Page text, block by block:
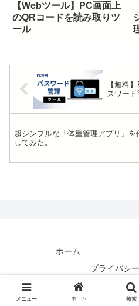
【Webツール】PC画面上
のQRコードを読み取りツ
ール
【無料
スワード
超シンプルな「体重管理アプリ」を
してみた。
ホーム
プライバシ
Copyright © 2020-2026 ぬ
メニュー ホーム 検索